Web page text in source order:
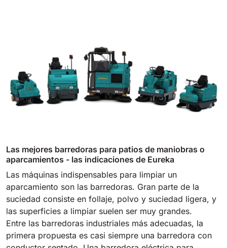
E110-D
1100 mm 8800 m²/h
Las mejores barredoras para patios de maniobras o
aparcamientos - las indicaciones de Eureka
Las máquinas indispensables para limpiar un
aparcamiento son las barredoras. Gran parte de la
suciedad consiste en follaje, polvo y suciedad ligera, y
las superficies a limpiar suelen ser muy grandes.
Entre las barredoras industriales más adecuadas, la
primera propuesta es casi siempre una barredora con